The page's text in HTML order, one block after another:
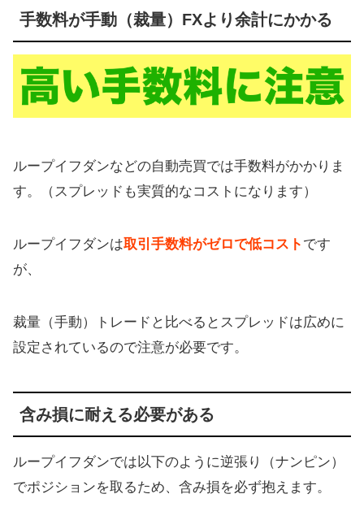
手数料が手動（裁量）FXより余計にかかる
ループイフダンなどの自動売買では手数料がかかりま
す。（スプレッドも実質的なコストになります）
ループイフダンは取引手数料がゼロで低コスト です
が、
裁量（手動）トレードと比べるとスプレッドは広めに
設定されているので注意が必要です。
含み損に耐える必要がある
ループイフダンでは以下のように逆張り（ナンピン）
でポジションを取るため、含み損を必ず抱えます。